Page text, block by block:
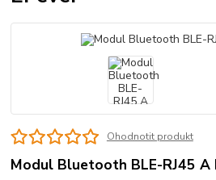
Ohodnotit produkt
Modul Bluetooth BLE-RJ45 A